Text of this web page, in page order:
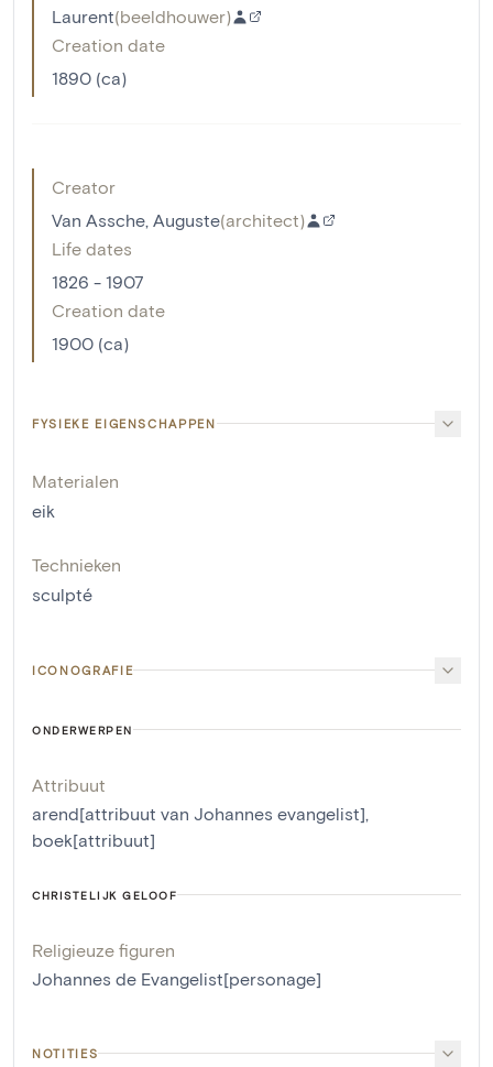
Laurent(beeldhouwer)
Creation date
1890 (ca)
Creator
Van Assche, Auguste(architect)
Life dates
1826 - 1907
Creation date
1900 (ca)
FYSIEKE EIGENSCHAPPEN
Materialen
eik
Technieken
sculpté
ICONOGRAFIE
ONDERWERPEN
Attribuut
arend[attribuut van Johannes evangelist],
boek[attribuut]
CHRISTELIJK GELOOF
Religieuze figuren
Johannes de Evangelist[personage]
NOTITIES